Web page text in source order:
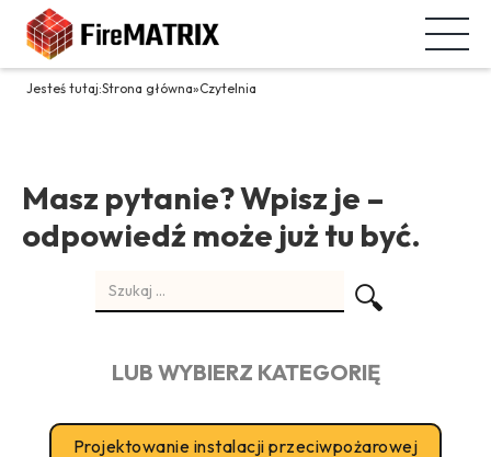
Jesteś tutaj:Strona główna»Czytelnia
Masz pytanie? Wpisz je –
odpowiedź może już tu być.
LUB WYBIERZ KATEGORIĘ
Projektowanie instalacji przeciwpożarowej